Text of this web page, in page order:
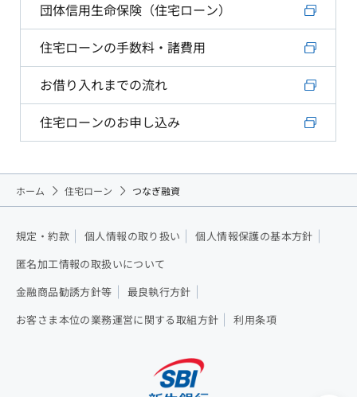
団体信用生命保険（住宅ローン）
住宅ローンの手数料・諸費用
お借り入れまでの流れ
住宅ローンのお申し込み
ホーム 住宅ローン つなぎ融資
規定・約款 個人情報の取り扱い 個人情報保護の基本方針
匿名加工情報の取扱いについて
金融商品勧誘方針等 最良執行方針
お客さま本位の業務運営に関する取組方針 利用条項